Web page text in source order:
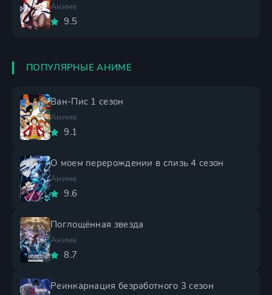
Аниме
9.5
ПОПУЛЯРНЫЕ АНИМЕ
Ван-Пис 1 сезон
Аниме
9.1
О моем перерождении в слизь 4 сезон
Аниме
9.6
Поглощённая звезда
Аниме
8.7
Реинкарнация безработного 3 сезон